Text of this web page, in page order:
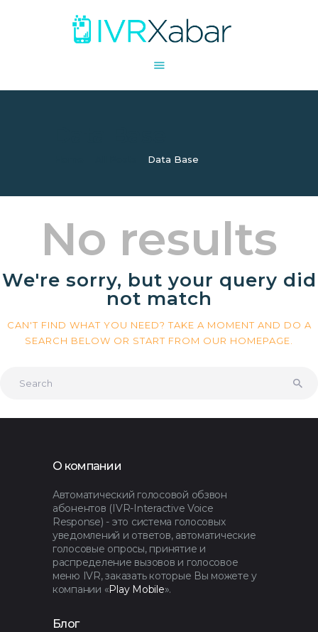
Data Base
SHARE
No results
We're sorry, but your query did
not match
CAN'T FIND WHAT YOU NEED? TAKE A MOMENT AND DO A
SEARCH BELOW OR START FROM OUR HOMEPAGE
О компании
Автоматический голосовой обзвон
абонентов (IVR-Interactive Voice
Response) - это система голосовых
уведомлений и ответов, автоматические
голосовые опросы, принятие и
распределение вызовов и голосовое
меню IVR, заказать которые Вы можете у
компании «Play Mobile».
Блог